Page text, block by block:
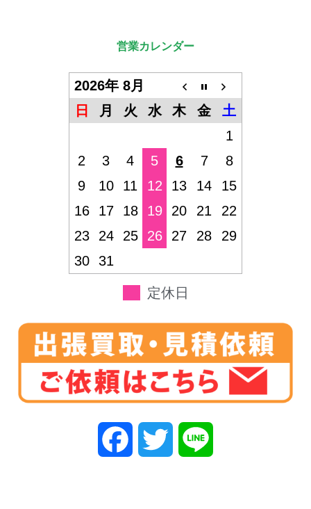
営業カレンダー
2026年 8月
日
月 火 水 木 金
土
1
2
3 4 5 6 7
8
9
10 11 12 13 14
15
16
17 18 19 20 21
22
23
24 25 26 27 28
29
30
31
定休日